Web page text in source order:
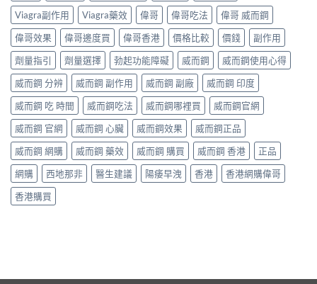
Viagra副作用
Viagra藥效 偉哥 偉哥吃法
偉哥 威而鋼
偉哥效果
偉哥邊度買 偉哥香港 價格比較 價錢
副作用
劑量指引
劑量選擇 勃起功能障礙 威而鋼
威而鋼使用心得
威而鋼 分辨
威而鋼 副作用 威而鋼 副廠
威而鋼 印度
威而鋼 吃 時間
威而鋼吃法 威而鋼哪裡買
威而鋼官網
威而鋼 官網
威而鋼 心臟 威而鋼效果
威而鋼正品
威而鋼 網購
威而鋼 藥效 威而鋼 購買 威而鋼 香港
正品
網購
西地那非 醫生建議 陽痿早洩 香港
香港網購偉哥
香港購買